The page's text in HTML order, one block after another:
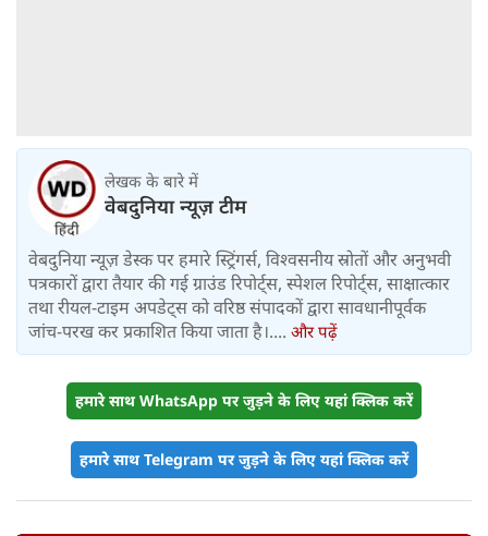
लेखक के बारे में
वेबदुनिया न्यूज़ टीम
वेबदुनिया न्यूज़ डेस्क पर हमारे स्ट्रिंगर्स, विश्वसनीय स्रोतों और अनुभवी
पत्रकारों द्वारा तैयार की गई ग्राउंड रिपोर्ट्स, स्पेशल रिपोर्ट्स, साक्षात्कार
तथा रीयल-टाइम अपडेट्स को वरिष्ठ संपादकों द्वारा सावधानीपूर्वक
जांच-परख कर प्रकाशित किया जाता है।.... और पढ़ें
हमारे साथ WhatsApp पर जुड़ने के लिए यहां क्लिक करें
हमारे साथ Telegram पर जुड़ने के लिए यहां क्लिक करें